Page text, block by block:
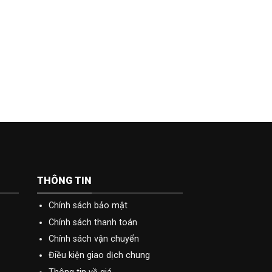
THÔNG TIN
Chính sách bảo mật
Chính sách thanh toán
Chính sách vận chuyển
Điều kiện giao dịch chung